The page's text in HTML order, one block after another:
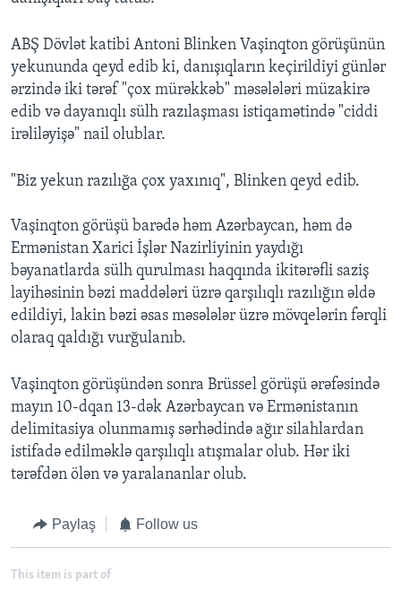
ABŞ Dövlət katibi Antoni Blinken Vaşinqton görüşünün
yekununda qeyd edib ki, danışıqların keçirildiyi günlər
ərzində iki tərəf "çox mürəkkəb" məsələləri müzakirə
edib və dayanıqlı sülh razılaşması istiqamətində "ciddi
irəliləyişə" nail olublar.
"Biz yekun razılığa çox yaxınıq", Blinken qeyd edib.
Vaşinqton görüşü barədə həm Azərbaycan, həm də
Ermənistan Xarici İşlər Nazirliyinin yaydığı
bəyanatlarda sülh qurulması haqqında ikitərəfli saziş
layihəsinin bəzi maddələri üzrə qarşılıqlı razılığın əldə
edildiyi, lakin bəzi əsas məsələlər üzrə mövqelərin fərqli
olaraq qaldığı vurğulanıb.
Vaşinqton görüşündən sonra Brüssel görüşü ərəfəsində
mayın 10-dqan 13-dək Azərbaycan və Ermənistanın
delimitasiya olunmamış sərhədində ağır silahlardan
istifadə edilməklə qarşılıqlı atışmalar olub. Hər iki
tərəfdən ölən və yaralananlar olub.
Paylaş Follow us
This item is part of